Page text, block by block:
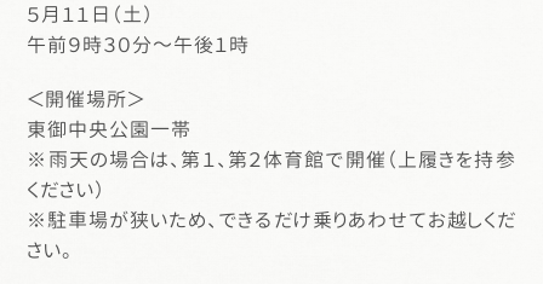
５月１１日（土）
午前９時３０分～午後１時
＜開催場所＞
東御中央公園一帯
※雨天の場合は、第１、第２体育館で開催（上履きを持参
ください）
※駐車場が狭いため、できるだけ乗りあわせてお越しくだ
さい。